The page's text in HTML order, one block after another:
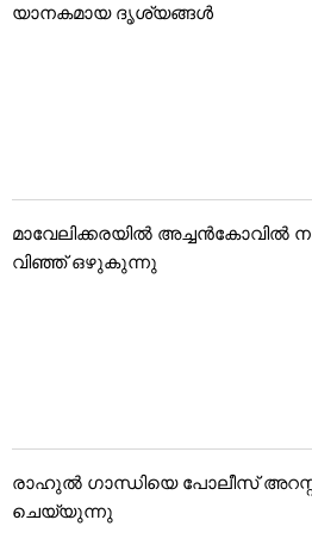
യാനകമായ ദൃശ്യങ്ങൾ
മാവേലിക്കരയിൽ അച്ചൻകോവിൽ
വിഞ്ഞ് ഒഴുകുന്നു
രാഹുൽ ഗാന്ധിയെ പോലീസ്
ചെയ്യുന്നു